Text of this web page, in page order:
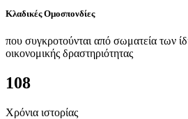
Κλαδικές Ομοσπονδίες
που συγκροτούνται από σωματεία των
οικονομικής δραστηριότητας
108
Χρόνια ιστορίας